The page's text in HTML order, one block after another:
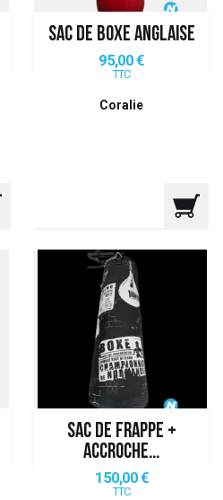
SAC DE BOXE ANGLAISE
Prix
95,00 €
TTC
Coralie
SAC DE FRAPPE +
ACCROCHE...
Prix
150,00 €
TTC